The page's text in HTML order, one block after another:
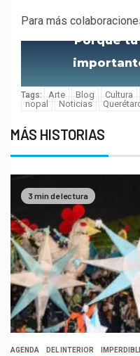
Para más
Porque
Tags: Arte Blog Cultura
nopal
Noticias
MÁS HISTORIAS
3 min de lectura
AGENDA DEL INTERIOR